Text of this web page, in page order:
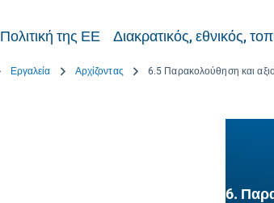
Πολιτική της ΕΕ Διακρατικός, εθνικός,
Εργαλεία Αρχίζοντας
6.